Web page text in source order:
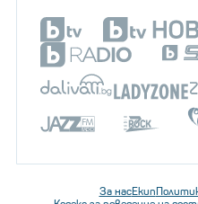
За насЕкип